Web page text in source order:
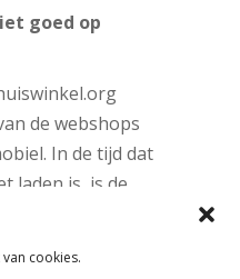
cookies.
goed op
de webshops
In de tijd dat
laden is, is de